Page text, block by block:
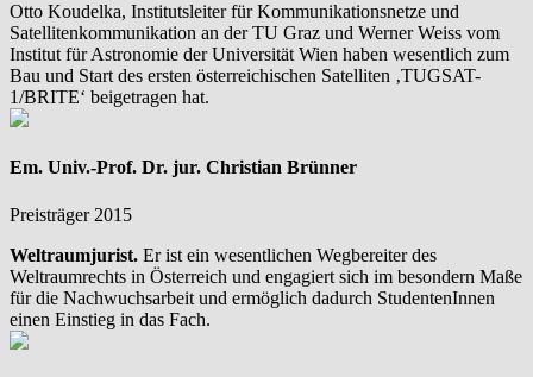
Otto Koudelka, Institutsleiter für Kommunikationsnetze und
Satellitenkommunikation an der TU Graz und Werner Weiss vom
Institut für Astronomie der Universität Wien haben wesentlich zum
Bau und Start des ersten österreichischen Satelliten ‚TUGSAT-
1/BRITE‘ beigetragen hat.
Em. Univ.-Prof. Dr. jur. Christian Brünner
Preisträger 2015
Weltraumjurist. Er ist ein wesentlichen Wegbereiter des
Weltraumrechts in Österreich und engagiert sich im besondern Maße
für die Nachwuchsarbeit und ermöglich dadurch StudentenInnen
einen Einstieg in das Fach.